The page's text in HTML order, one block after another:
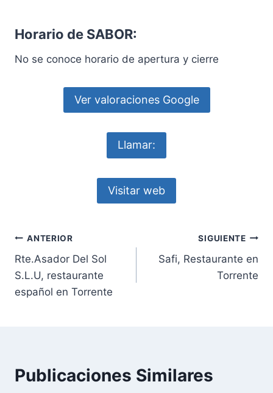
Horario de SABOR:
No se conoce horario de apertura y cierre
Ver valoraciones Google
Llamar:
Visitar web
Navegación
de
entradas
ANTERIOR
Rte.Asador Del Sol
S.L.U, restaurante
español en Torrente
SIGUIENTE
Safi, Restaurante en
Torrente
Publicaciones Similares